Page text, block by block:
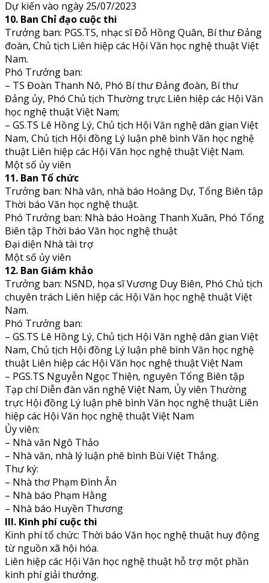
Dự kiến vào ngày 25/07/2023
10. Ban Chỉ đạo cuộc thi
Trưởng ban: PGS.TS, nhạc sĩ Đỗ Hồng Quân, Bí thư Đảng
đoàn, Chủ tịch Liên hiệp các Hội Văn học nghệ thuật Việt
Nam.
Phó Trưởng ban:
– TS Đoàn Thanh Nô, Phó Bí thư Đảng đoàn, Bí thư
Đảng ủy, Phó Chủ tịch Thường trực Liên hiệp các Hội Văn
học nghệ thuật Việt Nam;
– GS.TS Lê Hồng Lý, Chủ tịch Hội Văn nghệ dân gian Việt
Nam, Chủ tịch Hội đồng Lý luận phê bình Văn học nghệ
thuật Liên hiệp các Hội Văn học nghệ thuật Việt Nam.
Một số ủy viên
11. Ban Tổ chức
Trưởng ban: Nhà văn, nhà báo Hoàng Dự, Tổng Biên tập
Thời báo Văn học nghệ thuật.
Phó Trưởng ban: Nhà báo Hoàng Thanh Xuân, Phó Tổng
Biên tập Thời báo Văn học nghệ thuật
Đại diện Nhà tài trợ
Một số ủy viên
12. Ban Giám khảo
Trưởng ban: NSND, họa sĩ Vương Duy Biên, Phó Chủ tịch
chuyên trách Liên hiệp các Hội Văn học nghệ thuật Việt
Nam.
Phó Trưởng ban:
– GS.TS Lê Hồng Lý, Chủ tịch Hội Văn nghệ dân gian Việt
Nam, Chủ tịch Hội đồng Lý luận phê bình Văn học nghệ
thuật Liên hiệp các Hội Văn học nghệ thuật Việt Nam
– PGS.TS Nguyễn Ngọc Thiện, nguyên Tổng Biên tập
Tạp chí Diễn đàn văn nghệ Việt Nam, Ủy viên Thường
trực Hội đồng Lý luận phê bình Văn học nghệ thuật Liên
hiệp các Hội Văn học nghệ thuật Việt Nam
Ủy viên:
– Nhà văn Ngô Thảo
– Nhà văn, nhà lý luận phê bình Bùi Việt Thắng.
Thư ký:
– Nhà thơ Phạm Đình Ân
– Nhà báo Phạm Hằng
– Nhà báo Huyền Thương
III. Kinh phí cuộc thi
Kinh phí tổ chức: Thời báo Văn học nghệ thuật huy động
từ nguồn xã hội hóa.
Liên hiệp các Hội Văn học nghệ thuật hỗ trợ một phần
kinh phí giải thưởng.